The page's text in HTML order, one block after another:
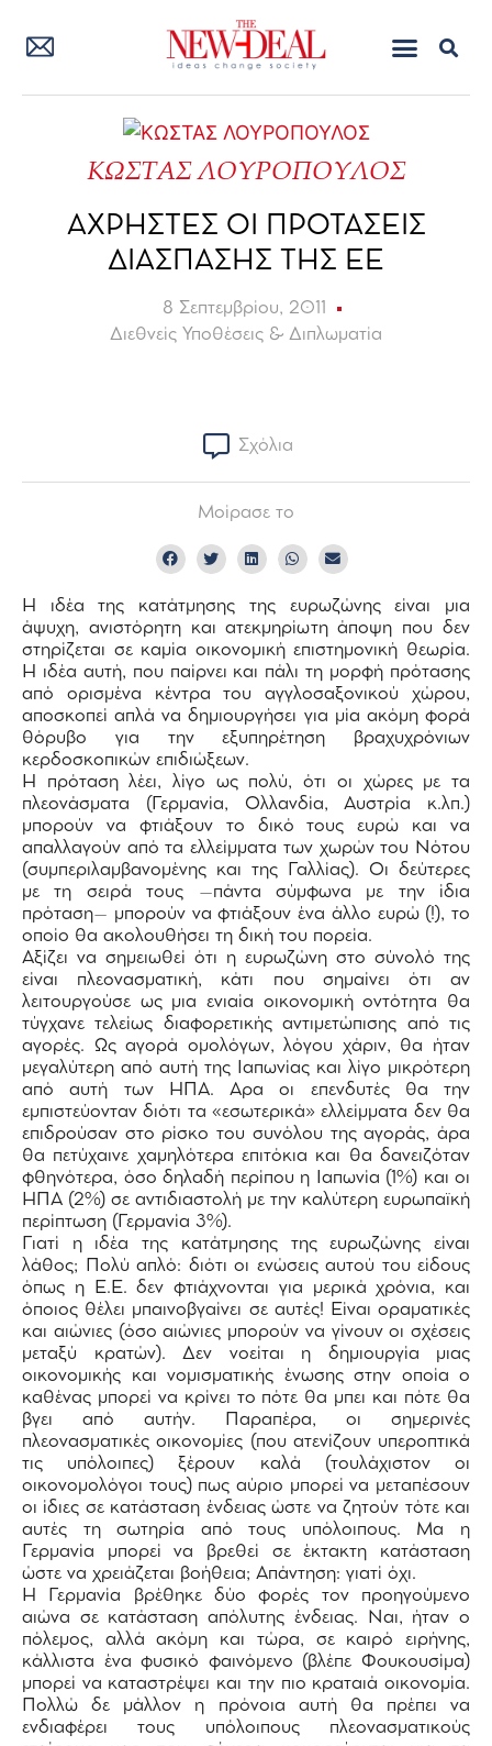
ΚΩΣΤΑΣ ΛΟΥΡΟΠΟΥΛΟΣ
ΑΧΡΗΣΤΕΣ ΟΙ ΠΡΟΤΑΣΕΙΣ
ΔΙΑΣΠΑΣΗΣ ΤΗΣ ΕΕ
8 Σεπτεμβρίου, 2011
Διεθνείς Υποθέσεις & Διπλωματία
Σχόλια
Μοίρασε το
Η ιδέα της κατάτμησης της ευρωζώνης είναι μια
άψυχη, ανιστόρητη και ατεκμηρίωτη άποψη που δεν
στηρίζεται σε καμία οικονομική επιστημονική θεωρία.
Η ιδέα αυτή, που παίρνει και πάλι τη μορφή πρότασης
από ορισμένα κέντρα του αγγλοσαξονικού χώρου,
αποσκοπεί απλά να δημιουργήσει για μία ακόμη φορά
θόρυβο για την εξυπηρέτηση βραχυχρόνιων
κερδοσκοπικών επιδιώξεων.
Η πρόταση λέει, λίγο ως πολύ, ότι οι χώρες με τα
πλεονάσματα (Γερμανία, Ολλανδία, Αυστρία κ.λπ.)
μπορούν να φτιάξουν το δικό τους ευρώ και να
απαλλαγούν από τα ελλείμματα των χωρών του Nότου
(συμπεριλαμβανομένης και της Γαλλίας). Οι δεύτερες
με τη σειρά τους –πάντα σύμφωνα με την ίδια
πρόταση– μπορούν να φτιάξουν ένα άλλο ευρώ (!), το
οποίο θα ακολουθήσει τη δική του πορεία.
Αξίζει να σημειωθεί ότι η ευρωζώνη στο σύνολό της
είναι πλεονασματική, κάτι που σημαίνει ότι αν
λειτουργούσε ως μια ενιαία οικονομική οντότητα θα
τύγχανε τελείως διαφορετικής αντιμετώπισης από τις
αγορές. Ως αγορά ομολόγων, λόγου χάριν, θα ήταν
μεγαλύτερη από αυτή της Ιαπωνίας και λίγο μικρότερη
από αυτή των ΗΠΑ. Aρα οι επενδυτές θα την
εμπιστεύονταν διότι τα «εσωτερικά» ελλείμματα δεν θα
επιδρούσαν στο ρίσκο του συνόλου της αγοράς, άρα
θα πετύχαινε χαμηλότερα επιτόκια και θα δανειζόταν
φθηνότερα, όσο δηλαδή περίπου η Ιαπωνία (1%) και οι
ΗΠΑ (2%) σε αντιδιαστολή με την καλύτερη ευρωπαϊκή
περίπτωση (Γερμανία 3%).
Γιατί η ιδέα της κατάτμησης της ευρωζώνης είναι
λάθος; Πολύ απλό: διότι οι ενώσεις αυτού του είδους
όπως η Ε.Ε. δεν φτιάχνονται για μερικά χρόνια, και
όποιος θέλει μπαινοβγαίνει σε αυτές! Είναι οραματικές
και αιώνιες (όσο αιώνιες μπορούν να γίνουν οι σχέσεις
μεταξύ κρατών). Δεν νοείται η δημιουργία μιας
οικονομικής και νομισματικής ένωσης στην οποία ο
καθένας μπορεί να κρίνει το πότε θα μπει και πότε θα
βγει από αυτήν. Παραπέρα, οι σημερινές
πλεονασματικές οικονομίες (που ατενίζουν υπεροπτικά
τις υπόλοιπες) ξέρουν καλά (τουλάχιστον οι
οικονομολόγοι τους) πως αύριο μπορεί να μεταπέσουν
οι ίδιες σε κατάσταση ένδειας ώστε να ζητούν τότε και
αυτές τη σωτηρία από τους υπόλοιπους. Μα η
Γερμανία μπορεί να βρεθεί σε έκτακτη κατάσταση
ώστε να χρειάζεται βοήθεια; Απάντηση: γιατί όχι.
Η Γερμανία βρέθηκε δύο φορές τον προηγούμενο
αιώνα σε κατάσταση απόλυτης ένδειας. Ναι, ήταν ο
πόλεμος, αλλά ακόμη και τώρα, σε καιρό ειρήνης,
κάλλιστα ένα φυσικό φαινόμενο (βλέπε Φουκουσίμα)
μπορεί να καταστρέψει και την πιο κραταιά οικονομία.
Πολλώ δε μάλλον η πρόνοια αυτή θα πρέπει να
ενδιαφέρει τους υπόλοιπους πλεονασματικούς